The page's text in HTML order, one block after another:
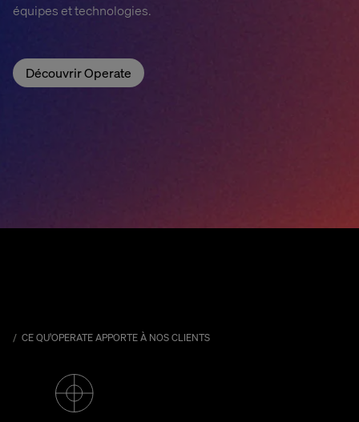
équipes et technologies.
Découvrir Operate
CE QU’OPERATE APPORTE À NOS CLIENTS